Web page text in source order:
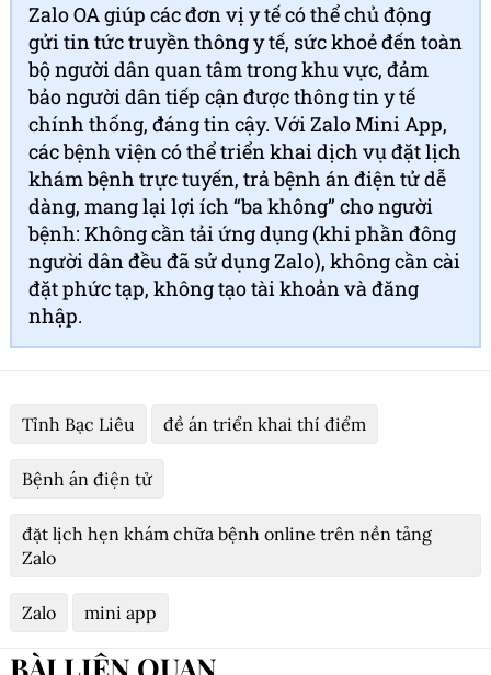
Zalo OA giúp các đơn vị y tế có thể chủ động
gửi tin tức truyền thông y tế, sức khoẻ đến toàn
bộ người dân quan tâm trong khu vực, đảm
bảo người dân tiếp cận được thông tin y tế
chính thống, đáng tin cậy. Với Zalo Mini App,
các bệnh viện có thể triển khai dịch vụ đặt lịch
khám bệnh trực tuyến, trả bệnh án điện tử dễ
dàng, mang lại lợi ích “ba không” cho người
bệnh: Không cần tải ứng dụng (khi phần đông
người dân đều đã sử dụng Zalo), không cần cài
đặt phức tạp, không tạo tài khoản và đăng
nhập.
Tỉnh Bạc Liêu đề án triển khai thí điểm
Bệnh án điện tử
đặt lịch hẹn khám chữa bệnh online trên nền tảng
Zalo
Zalo mini app